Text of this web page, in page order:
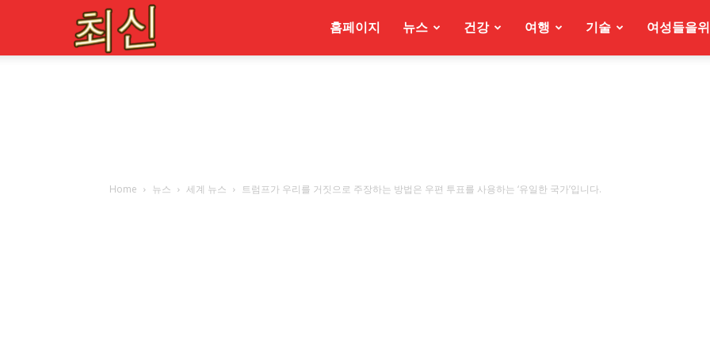
홈페이지 뉴스 건강 여행 기술 여성들을
Home 뉴스 세계 뉴스 트럼프가 우리를 거짓으로 주장하는 방법은 우편 투표를 사용하는 ‘유일한 국가’입니다.